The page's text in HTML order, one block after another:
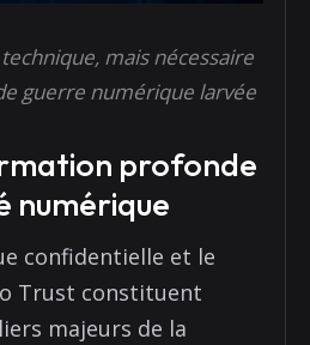
mais nécessaire
guerre numérique larvée
profonde
numérique
confidentielle et le
Trust constituent
majeurs de la